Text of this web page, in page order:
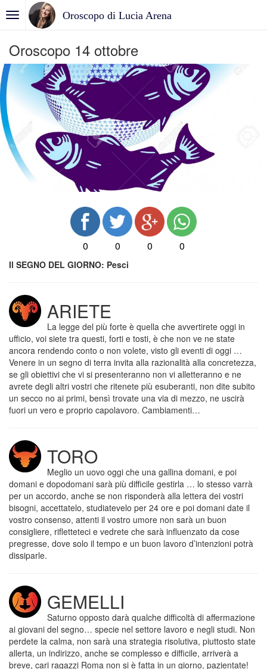
Oroscopo di Lucia Arena
Oroscopo 14 ottobre
0 0 0 0
Il SEGNO DEL GIORNO: Pesci
ARIETE
La legge del più forte è quella che avvertirete oggi in
ufficio, voi siete tra questi, forti e tosti, è che non ve ne state
ancora rendendo conto o non volete, visto gli eventi di oggi …
Venere in un segno di terra invita alla razionalità alla concretezza,
se gli obiettivi che vi si presenteranno non vi alletteranno e ne
avrete degli altri vostri che ritenete più esuberanti, non dite subito
un secco no ai primi, bensì trovate una via di mezzo, ne uscirà
fuori un vero e proprio capolavoro. Cambiamenti…
TORO
Meglio un uovo oggi che una gallina domani, e poi
domani e dopodomani sarà più difficile gestirla … lo stesso varrà
per un accordo, anche se non risponderà alla lettera dei vostri
bisogni, accettatelo, studiatevelo per 24 ore e poi domani date il
vostro consenso, attenti il vostro umore non sarà un buon
consigliere, rifletteteci e vedrete che sarà influenzato da cose
pregresse, dove solo il tempo e un buon lavoro d’intenzioni potrà
dissiparle.
GEMELLI
Saturno opposto darà qualche difficoltà di affermazione
ai giovani del segno… specie nel settore lavoro e negli studi. Non
perdete la calma, non sarà una strategia risolutiva, piuttosto state
allerta, un indirizzo, anche se complesso e difficile, arriverà a
breve, cari ragazzi Roma non si è fatta in un giorno, pazientate!